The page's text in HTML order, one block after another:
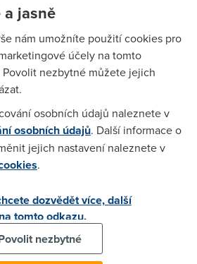
veselou historku. Prodělala
formou videokonference. Měla z
trend novinařiny, ale i
dělají často slečny čerstvě po
prostřednictvím online
chtěly ne ? tak co furt bečíte ? , česky
jasně
nám umožníte použití cookies pro
účely na tomto
nezbytné můžete jejich
osobních údajů naleznete v
osobních údajů. Další informace o
jejich nastavení naleznete v
.
dozvědět více, další
tomto odkazu.
nezbytné